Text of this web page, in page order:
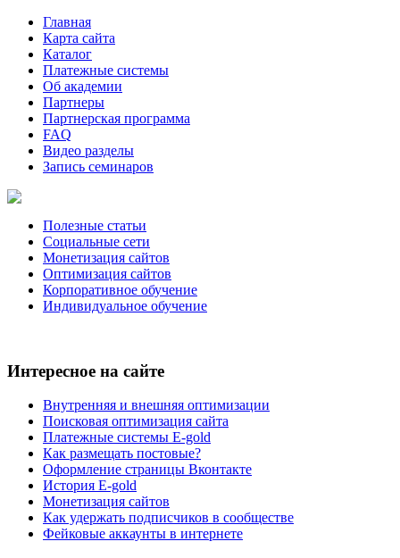
Главная
Карта сайта
Каталог
Платежные системы
Об академии
Партнеры
Партнерская программа
FAQ
Видео разделы
Запись семинаров
Полезные статьи
Социальные сети
Монетизация сайтов
Оптимизация сайтов
Корпоративное обучение
Индивидуальное обучение
Интересное на сайте
Внутренняя и внешняя оптимизации
Поисковая оптимизация сайта
Платежные системы E-gold
Как размещать постовые?
Оформление страницы Вконтакте
История E-gold
Монетизация сайтов
Как удержать подписчиков в сообществе
Фейковые аккаунты в интернете